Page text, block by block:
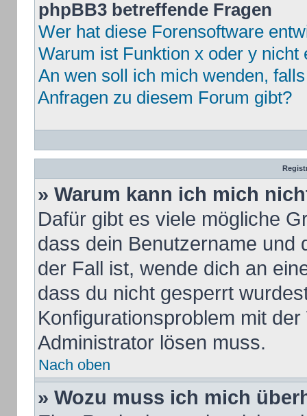
phpBB3 betreffende Fragen
Wer hat diese Forensoftware
Warum ist Funktion x oder y nicht
An wen soll ich mich wenden,
Anfragen zu diesem Forum gibt?
» Warum kann ich mich
Dafür gibt es viele mögliche
dass dein Benutzername und
der Fall ist, wende dich an
dass du nicht gesperrt
Konfigurationsproblem mit
Administrator lösen muss.
Nach oben
» Wozu muss ich mich